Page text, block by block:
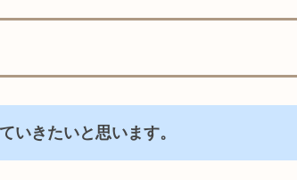
いきたいと思います。